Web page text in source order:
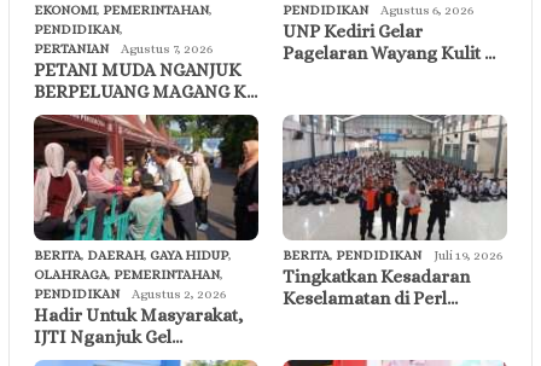
EKONOMI, PEMERINTAHAN,
PENDIDIKAN,
PERTANIAN
Agustus 7, 2026
PETANI MUDA NGANJUK
BERPELUANG MAGANG K…
PENDIDIKAN
Agustus 6, 2026
UNP Kediri Gelar
Pagelaran Wayang Kulit …
BERITA, DAERAH, GAYA HIDUP,
OLAHRAGA, PEMERINTAHAN,
PENDIDIKAN
Agustus 2, 2026
Hadir Untuk Masyarakat,
IJTI Nganjuk Gel…
BERITA, PENDIDIKAN Juli 19, 2026
Tingkatkan Kesadaran
Keselamatan di Perl…